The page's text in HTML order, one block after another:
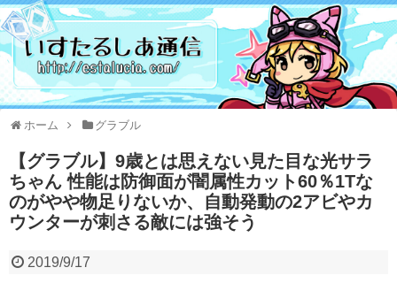
ホーム グラブル
【グラブル】9歳とは思えない見た目な光サラ
ちゃん 性能は防御面が闇属性カット60％1Tな
のがやや物足りないか、自動発動の2アビやカ
ウンターが刺さる敵には強そう
2019/9/17